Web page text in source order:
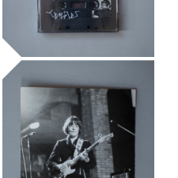
original
Mostres temporals
Casset de
Tendre Trembles
Mostres temporals